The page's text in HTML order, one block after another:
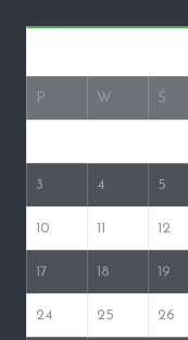
P W Ś
3 4 5
10 11 12
17 18 19
24 25 26